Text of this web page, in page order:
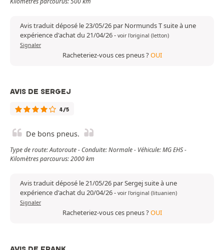
Avis traduit déposé le 23/05/26 par Normunds T suite à une
expérience d'achat du 21/04/26- voir l'original (letton)
Signaler
Racheteriez-vous ces pneus ?OUI
AVIS DE SERGEJ
4/5
De bons pneus.
Type de route: Autoroute - Conduite: Normale - Véhicule: MG EHS -
Kilomètres parcourus: 2000 km
Avis traduit déposé le 21/05/26 par Sergej suite à une
expérience d'achat du 20/04/26- voir l'original (lituanien)
Signaler
Racheteriez-vous ces pneus ?OUI